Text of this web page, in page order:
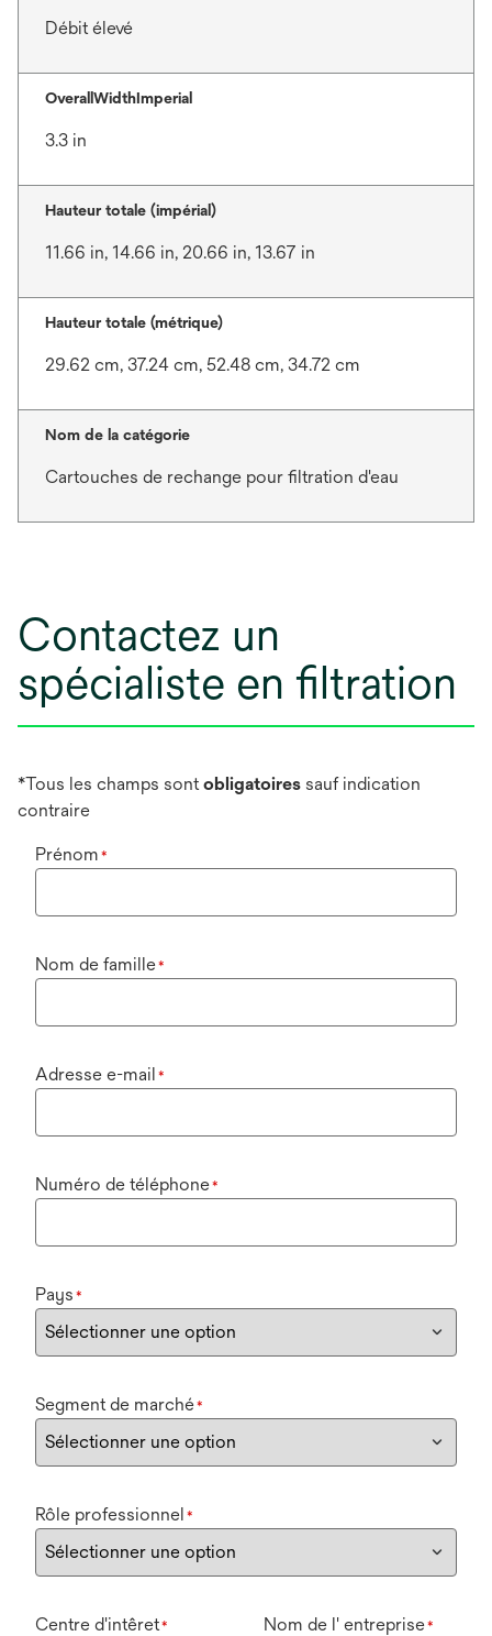
Débit élevé
OverallWidthImperial
3.3 in
Hauteur totale (impérial)
11.66 in, 14.66 in, 20.66 in, 13.67 in
Hauteur totale (métrique)
29.62 cm, 37.24 cm, 52.48 cm, 34.72 cm
Nom de la catégorie
Cartouches de rechange pour filtration d'eau
Contactez un
spécialiste en filtration
*Tous les champs sontobligatoires sauf indication
contraire
Prénom *
Nom de famille*
Adresse e-mail *
Numéro de téléphone*
Pays *
Segment de marché*
Rôle professionnel *
Centre d'intêret* Nom de l' entreprise*